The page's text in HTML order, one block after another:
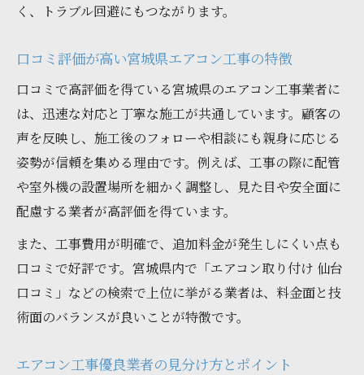
く、トラブル回避にもつながります。
口コミ評価が高い宮城県エアコン工事の特徴
口コミで高評価を得ている宮城県のエアコン工事業者に
は、迅速な対応と丁寧な施工が共通しています。顧客の
声を反映し、施工後のフォローや相談にも親身に応じる
姿勢が信頼を集める理由です。例えば、工事の際に配管
や室外機の設置場所を細かく調整し、見た目や安全面に
配慮する業者が高評価を得ています。
また、工事費用が明確で、追加料金が発生しにくい点も
口コミで好評です。宮城県内で「エアコン取り付け 仙台
口コミ」などの検索で上位に挙がる業者は、料金面と技
術面のバランスが良いことが特徴です。
エアコン工事優良業者の見分け方とポイント